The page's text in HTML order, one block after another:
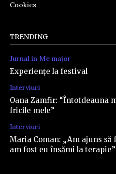
Cookies
TRENDING
Jurnal in Me major
Experiențe la festival
Interviuri
Oana Zamfir: “Întotdeauna
fricile mele”
Interviuri
Maria Coman: „Am ajuns să
am fost eu însămi la terapie”